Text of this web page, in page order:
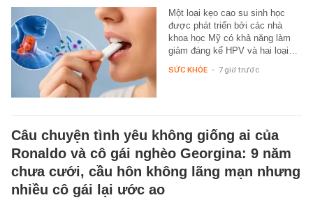
Một loại kẹo cao su sinh học
được phát triển bởi các nhà
khoa học Mỹ có khả năng làm
giảm đáng kể HPV và hai loại…
SỨC KHỎE - 7 giờ trước
Câu chuyện tình yêu không giống ai của
Ronaldo và cô gái nghèo Georgina: 9 năm
chưa cưới, cầu hôn không lãng mạn nhưng
nhiều cô gái lại ước ao